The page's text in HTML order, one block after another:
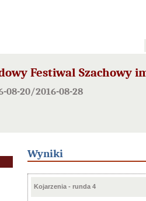
Festiwal Szachowy
08-20/2016-08-28
Wyniki
Kojarzenia - runda 4